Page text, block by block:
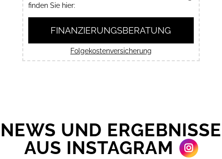
finden Sie hier:
FINANZIERUNGSBERATUNG
Folgekostenversicherung
NEWS UND ERGEBNISSE
AUS INSTAGRAM